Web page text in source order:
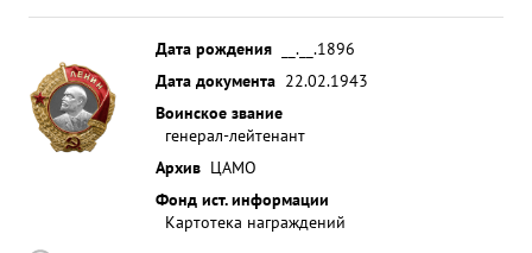
Дата рождения
__.__.1896
Дата документа 22.02.1943
Воинское звание
генерал-лейтенант
Архив ЦАМО
Фонд ист. информации
Картотека награждений